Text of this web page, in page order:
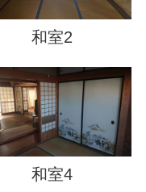
和室2
和室4